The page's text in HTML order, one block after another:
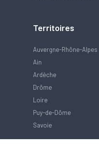
Territoires
Auvergne-Rhône-Alpes
Ain
Ardèche
Drôme
Loire
Puy-de-Dôme
Savoie